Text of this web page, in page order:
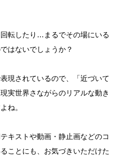
転したり…まるでその場にいる
はないでしょうか？
現されているので、「近づいて
実世界さながらのリアルな動き
ね。
キストや動画・静止画などのコ
ことにも、お気づきいただけた